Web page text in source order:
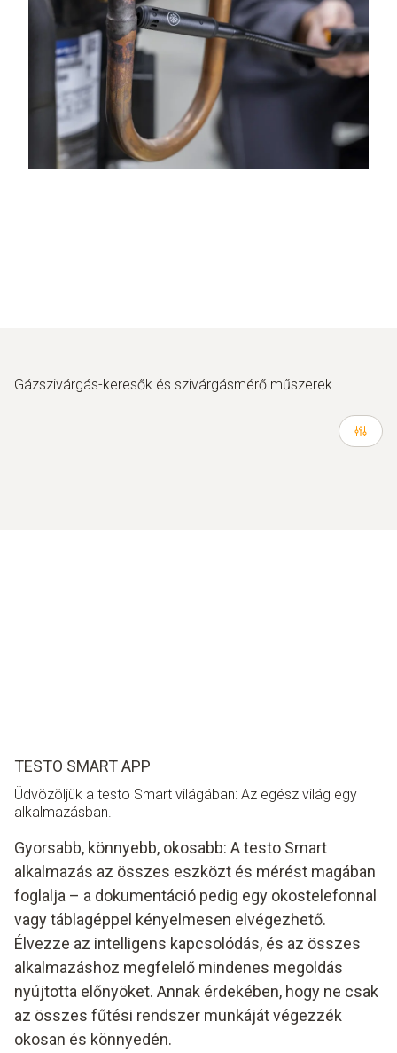
Gázszivárgás-keresők és szivárgásmérő műszerek
TESTO SMART APP
Üdvözöljük a testo Smart világában: Az egész világ egy
alkalmazásban.
Gyorsabb, könnyebb, okosabb: A testo Smart
alkalmazás az összes eszközt és mérést magában
foglalja – a dokumentáció pedig egy okostelefonnal
vagy táblagéppel kényelmesen elvégezhető.
Élvezze az intelligens kapcsolódás, és az összes
alkalmazáshoz megfelelő mindenes megoldás
nyújtotta előnyöket. Annak érdekében, hogy ne csak
az összes fűtési rendszer munkáját végezzék
okosan és könnyedén.